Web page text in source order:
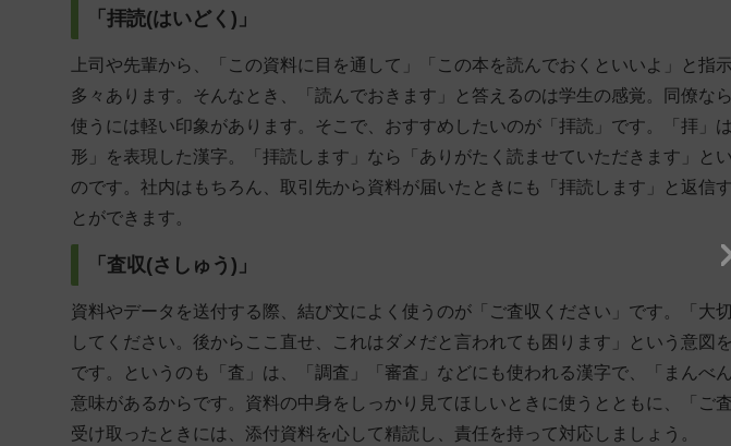
「拝読(はいどく)」
上司や先輩から、「この資料に目を通して」「この本を読んでおくといいよ」と指
多々あります。そんなとき、「読んでおきます」と答えるのは学生の感覚。同僚な
使うには軽い印象があります。そこで、おすすめしたいのが「拝読」です。「拝」
形」を表現した漢字。「拝読します」なら「ありがたく読ませていただきます」と
のです。社内はもちろん、取引先から資料が届いたときにも「拝読します」と返信
とができます。
「査収(さしゅう)」
資料やデータを送付する際、結び文によく使うのが「ご査収ください」です。「大
してください。後からここ直せ、これはダメだと言われても困ります」という意図
です。というのも「査」は、「調査」「審査」などにも使われる漢字で、「まんべ
意味があるからです。 資料の中身をしっかり見てほしいときに使う とともに、「ご
受け取ったときには、添付資料を心して精読し、責任を持って対応しましょう。